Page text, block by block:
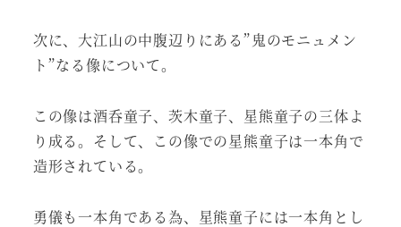
次に、大江山の中腹辺りにある”鬼のモニュメン
ト”なる像について。
この像は酒呑童子、茨木童子、星熊童子の三体よ
り成る。そして、この像での星熊童子は一本角で
造形されている。
勇儀も一本角である為、星熊童子には一本角とし